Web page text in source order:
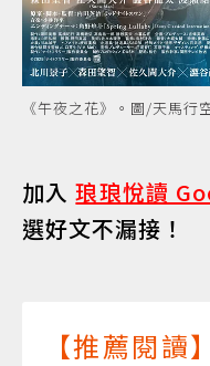
《午夜之花》。圖/天馬行
加入琅琅悅讀
選好文不漏接！
【推薦閱讀